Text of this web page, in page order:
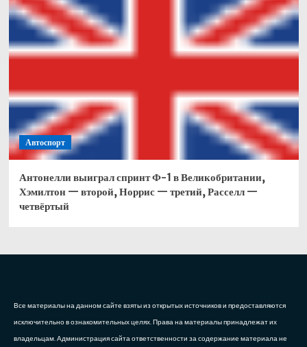
Автоспорт
Антонелли выиграл спринт Ф-1 в Великобритании,
Хэмилтон — второй, Норрис — третий, Расселл —
четвёртый
Все материалы на данном сайте взяты из открытых источников и предоставляются
исключительно в ознакомительных целях. Права на материалы принадлежат их
владельцам. Администрация сайта ответственности за содержание материала не